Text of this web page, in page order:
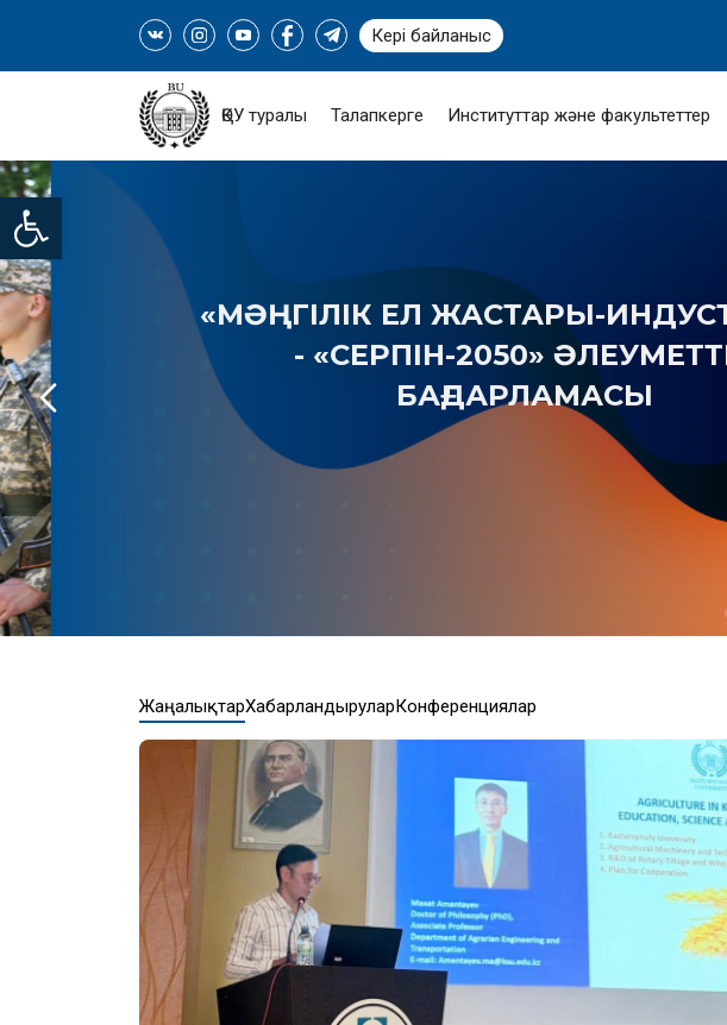
Open toolbar
Кері байланыс
ҚӨУ туралы Талапкерге Институттар және факультеттер
«МӘҢГІЛІК ЕЛ ЖАСТАРЫ-
- «СЕРПІН-2050» ӘЛЕУМЕТТІК
БАҒДАРЛАМАСЫ
ЖаңалықтарХабарландыруларКонференциялар